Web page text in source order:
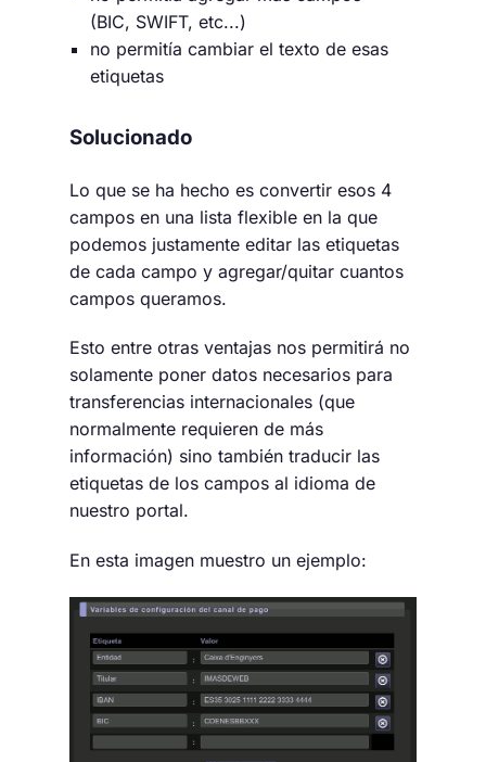
(BIC, SWIFT, etc...)
no permitía cambiar el texto de esas
etiquetas
Solucionado
Lo que se ha hecho es convertir esos 4
campos en una lista flexible en la que
podemos justamente editar las etiquetas
de cada campo y agregar/quitar cuantos
campos queramos.
Esto entre otras ventajas nos permitirá no
solamente poner datos necesarios para
transferencias internacionales (que
normalmente requieren de más
información) sino también traducir las
etiquetas de los campos al idioma de
nuestro portal.
En esta imagen muestro un ejemplo: